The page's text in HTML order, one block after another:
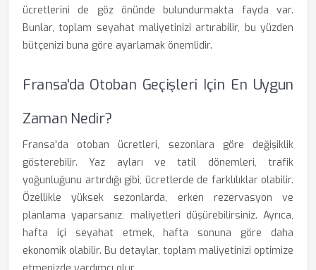
ücretlerini de göz önünde bulundurmakta fayda var.
Bunlar, toplam seyahat maliyetinizi artırabilir, bu yüzden
bütçenizi buna göre ayarlamak önemlidir.
Fransa'da Otoban Geçişleri Için En Uygun
Zaman Nedir?
Fransa'da otoban ücretleri, sezonlara göre değişiklik
gösterebilir. Yaz ayları ve tatil dönemleri, trafik
yoğunluğunu artırdığı gibi, ücretlerde de farklılıklar olabilir.
Özellikle yüksek sezonlarda, erken rezervasyon ve
planlama yaparsanız, maliyetleri düşürebilirsiniz. Ayrıca,
hafta içi seyahat etmek, hafta sonuna göre daha
ekonomik olabilir. Bu detaylar, toplam maliyetinizi optimize